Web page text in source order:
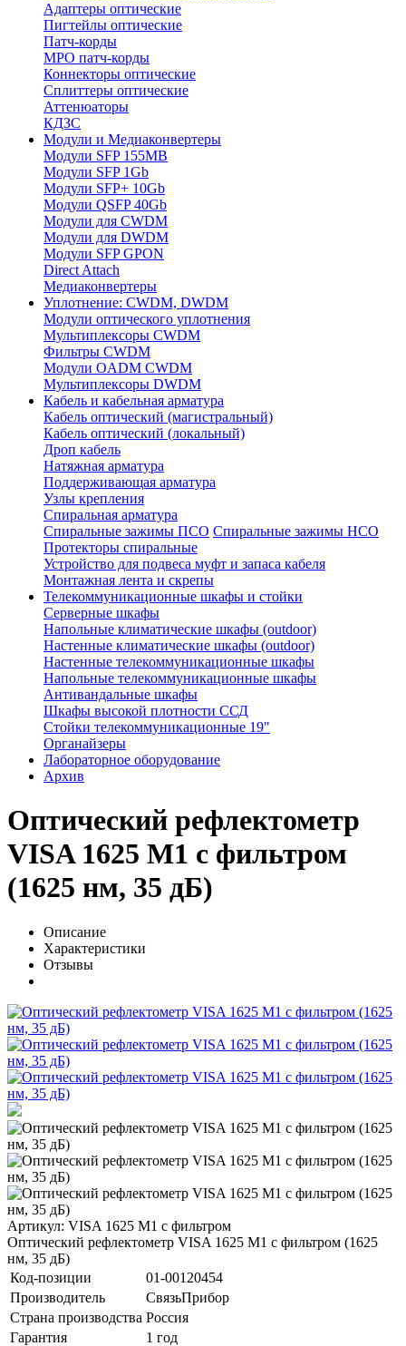
Адаптеры оптические
Пигтейлы оптические
Патч-корды
MPO патч-корды
Коннекторы оптические
Сплиттеры оптические
Аттенюаторы
КДЗС
Модули и Медиаконвертеры
Модули SFP 155MB
Модули SFP 1Gb
Модули SFP+ 10Gb
Модули QSFP 40Gb
Модули для CWDM
Модули для DWDM
Модули SFP GPON
Direct Attach
Медиаконвертеры
Уплотнение: CWDM, DWDM
Модули оптического уплотнения
Мультиплексоры CWDM
Фильтры CWDM
Модули OADM CWDM
Мультиплексоры DWDM
Кабель и кабельная арматура
Кабель оптический (магистральный)
Кабель оптический (локальный)
Дроп кабель
Натяжная арматура
Поддерживающая арматура
Узлы крепления
Спиральная арматура
Спиральные зажимы ПСО Спиральные зажимы НСО
Протекторы спиральные
Устройство для подвеса муфт и запаса кабеля
Монтажная лента и скрепы
Телекоммуникационные шкафы и стойки
Серверные шкафы
Напольные климатические шкафы (outdoor)
Настенные климатические шкафы (outdoor)
Настенные телекоммуникационные шкафы
Напольные телекоммуникационные шкафы
Антивандальные шкафы
Шкафы высокой плотности ССД
Стойки телекоммуникационные 19"
Органайзеры
Лабораторное оборудование
Архив
Оптический рефлектометр
VISA 1625 M1 с фильтром
(1625 нм, 35 дБ)
Описание
Характеристики
Отзывы
Артикул: VISA 1625 M1 с фильтром
Оптический рефлектометр VISA 1625 M1 с фильтром (1625
нм, 35 дБ)
Код-позиции
01-00120454
Производитель
СвязьПрибор
Страна производства Россия
Гарантия
1 год